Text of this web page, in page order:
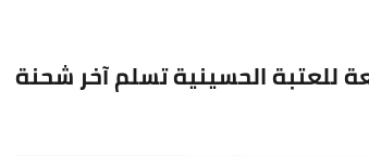
للعتبة الحسينية تسلم آخر شحنة